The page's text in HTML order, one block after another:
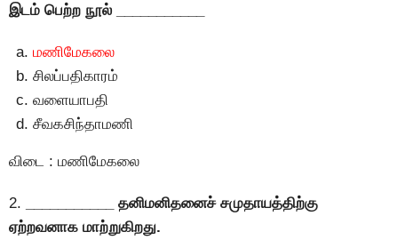
இடம் பெற்ற நூல் ___________
மணிமேகலை
சிலப்பதிகாரம்
வளையாபதி
சீவகசிந்தாமணி
விடை : மணிமேகலை
2.
தனிமனிதனைச் சமுதாயத்திற்கு
ஏற்றவனாக மாற்றுகிறது.